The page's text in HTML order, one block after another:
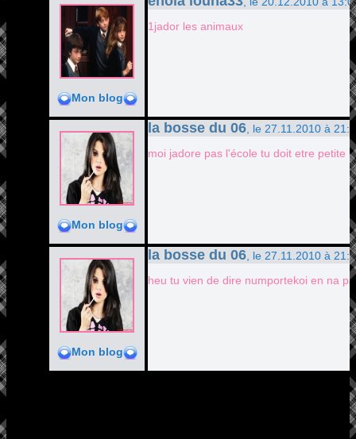
Mon blog
1jador les animaux
Mon blog
la bosse du 06 , le 27.11.2010 à
moi jadore pas l'école tu doit etre petite
Mon blog
la bosse du 06 , le 27.11.2010 à
heu tu vien de dire numportekoi en na